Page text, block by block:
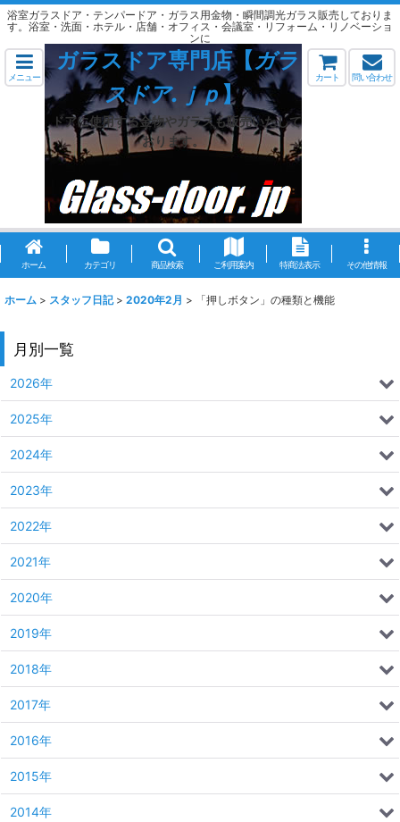
浴室ガラスドア・テンパードア・ガラス用金物・瞬間調光ガラス販売しておりま
す。浴室・洗面・ホテル・店舗・オフィス・会議室・リフォーム・リノベーショ
ンに
メニュー
ガラスドア専門店【ガラ
スドア.ｊｐ】
ドアに使用する金物やガラスも販売いたして
おります。
カート 問い合わせ
ホーム カテゴリ 商品検索 ご利用案内 特商法表示 その他情報
ホーム > スタッフ日記 > 2020年2月 > 「押しボタン」の種類と機能
月別一覧
2026年
2025年
2024年
2023年
2022年
2021年
2020年
2019年
2018年
2017年
2016年
2015年
2014年